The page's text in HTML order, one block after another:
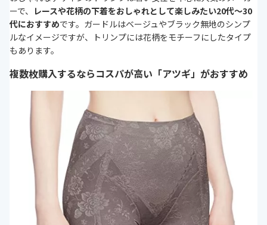
ーで、
レースや花柄の下着をおしゃれとして楽しみたい20代～30
代におすすめです。ガードルはベージュやブラック無地のシンプ
ルなイメージですが、トリンプには花柄をモチーフにしたタイプ
もあります。
複数枚購入するならコスパが高い「アツギ」がおすすめ